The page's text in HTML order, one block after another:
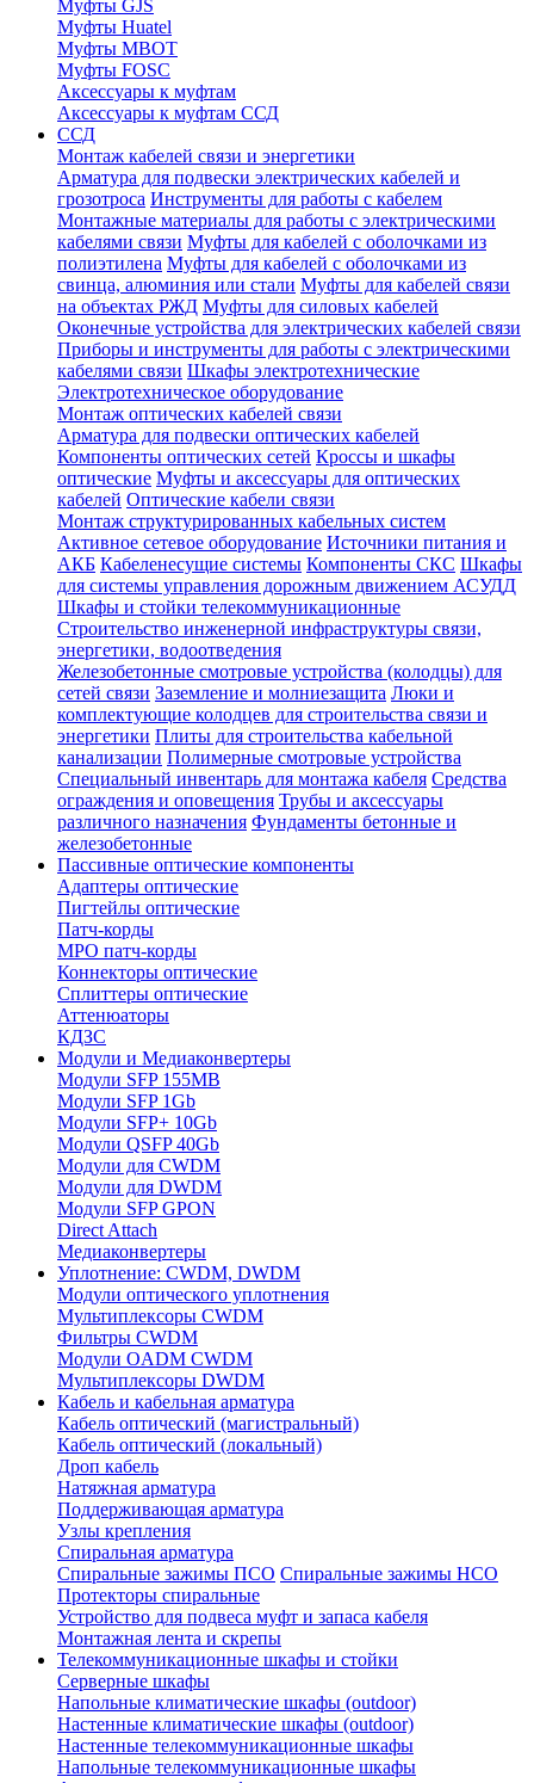
Муфты GJS
Муфты Huatel
Муфты МВОТ
Муфты FOSC
Аксессуары к муфтам
Аксессуары к муфтам ССД
ССД
Монтаж кабелей связи и энергетики
Арматура для подвески электрических кабелей и
грозотроса Инструменты для работы с кабелем
Монтажные материалы для работы с электрическими
кабелями связи Муфты для кабелей с оболочками из
полиэтилена Муфты для кабелей с оболочками из
свинца, алюминия или стали Муфты для кабелей связи
на объектах РЖД Муфты для силовых кабелей
Оконечные устройства для электрических кабелей связи
Приборы и инструменты для работы с электрическими
кабелями связи Шкафы электротехнические
Электротехническое оборудование
Монтаж оптических кабелей связи
Арматура для подвески оптических кабелей
Компоненты оптических сетей Кроссы и шкафы
оптические Муфты и аксессуары для оптических
кабелей Оптические кабели связи
Монтаж структурированных кабельных систем
Активное сетевое оборудование Источники питания и
АКБ Кабеленесущие системы Компоненты СКС Шкафы
для системы управления дорожным движением АСУДД
Шкафы и стойки телекоммуникационные
Строительство инженерной инфраструктуры связи,
энергетики, водоотведения
Железобетонные смотровые устройства (колодцы) для
сетей связи Заземление и молниезащита Люки и
комплектующие колодцев для строительства связи и
энергетики Плиты для строительства кабельной
канализации Полимерные смотровые устройства
Специальный инвентарь для монтажа кабеля Средства
ограждения и оповещения Трубы и аксессуары
различного назначения Фундаменты бетонные и
железобетонные
Пассивные оптические компоненты
Адаптеры оптические
Пигтейлы оптические
Патч-корды
MPO патч-корды
Коннекторы оптические
Сплиттеры оптические
Аттенюаторы
КДЗС
Модули и Медиаконвертеры
Модули SFP 155MB
Модули SFP 1Gb
Модули SFP+ 10Gb
Модули QSFP 40Gb
Модули для CWDM
Модули для DWDM
Модули SFP GPON
Direct Attach
Медиаконвертеры
Уплотнение: CWDM, DWDM
Модули оптического уплотнения
Мультиплексоры CWDM
Фильтры CWDM
Модули OADM CWDM
Мультиплексоры DWDM
Кабель и кабельная арматура
Кабель оптический (магистральный)
Кабель оптический (локальный)
Дроп кабель
Натяжная арматура
Поддерживающая арматура
Узлы крепления
Спиральная арматура
Спиральные зажимы ПСО Спиральные зажимы НСО
Протекторы спиральные
Устройство для подвеса муфт и запаса кабеля
Монтажная лента и скрепы
Телекоммуникационные шкафы и стойки
Серверные шкафы
Напольные климатические шкафы (outdoor)
Настенные климатические шкафы (outdoor)
Настенные телекоммуникационные шкафы
Напольные телекоммуникационные шкафы